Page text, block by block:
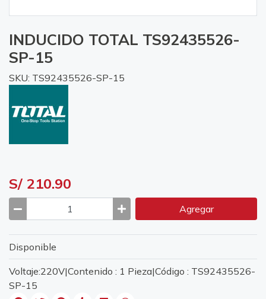
INDUCIDO TOTAL TS92435526-
SP-15
SKU: TS92435526-SP-15
S/ 210.90
Agregar
Disponible
Voltaje:220V|Contenido : 1 Pieza|Código : TS92435526-
SP-15